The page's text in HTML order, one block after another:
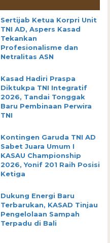
Sertijab Ketua Korpri Unit
TNI AD, Aspers Kasad
Tekankan
Profesionalisme dan
Netralitas ASN
Kasad Hadiri Praspa
Diktukpa TNI Integratif
2026, Tandai Tonggak
Baru Pembinaan Perwira
TNI
Kontingen Garuda TNI AD
Sabet Juara Umum I
KASAU Championship
2026, Yonif 201 Raih Posisi
Ketiga
Dukung Energi Baru
Terbarukan, KASAD Tinjau
Pengelolaan Sampah
Terpadu di Bali